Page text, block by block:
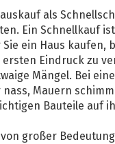
als
Ein Schnellkauf
Sie ein Haus
ersten Eindruck zu
Mängel. Bei
nass, Mauern
Bauteile auf
von großer